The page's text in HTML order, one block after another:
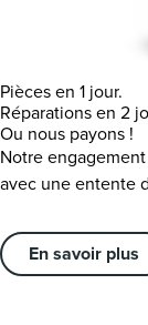
Pièces en 1 jour.
Réparations en 2
Ou nous payons !
Notre
avec une entente
En savoir plus